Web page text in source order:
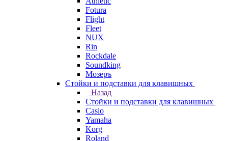
Fotura
Flight
Fleet
NUX
Rin
Rockdale
Soundking
Мозеръ
Стойки и подставки для клавишных
Назад
Стойки и подставки для клавишных
Casio
Yamaha
Korg
Roland